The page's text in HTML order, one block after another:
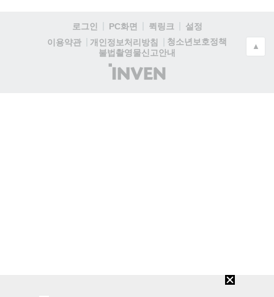
로그인 PC화면 퀵링크
설정
이용약관
개인정보처리방침
청소년보호정책
불법촬영물신고안내
(주)
인
▲